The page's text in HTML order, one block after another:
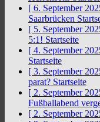
[ 6. September
Saarbrücken
[ 5. September
5:1! Startseite
[ 4. September
Startseite
[ 3. September
parat? Startseite
[ 2. September
Fußballabend
[ 2. September